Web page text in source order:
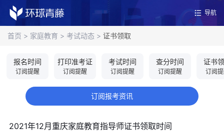
导航
首页 > 家庭教育 > 考试动态 > 证书领取
报名时间
订阅提醒
打印准考证
订阅提醒
考试时间
订阅提醒
查分时间
订阅提醒
证书
订阅
订阅报考资讯
2021年12月重庆家庭教育指导师证书领取时间